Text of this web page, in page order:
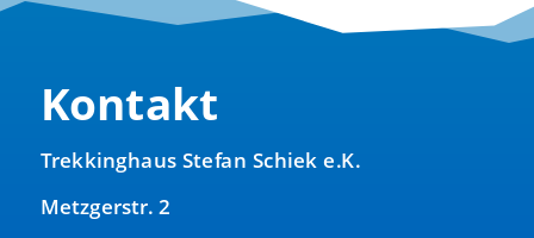
Kontakt
Trekkinghaus Stefan Schiek e.K.
Metzgerstr. 2